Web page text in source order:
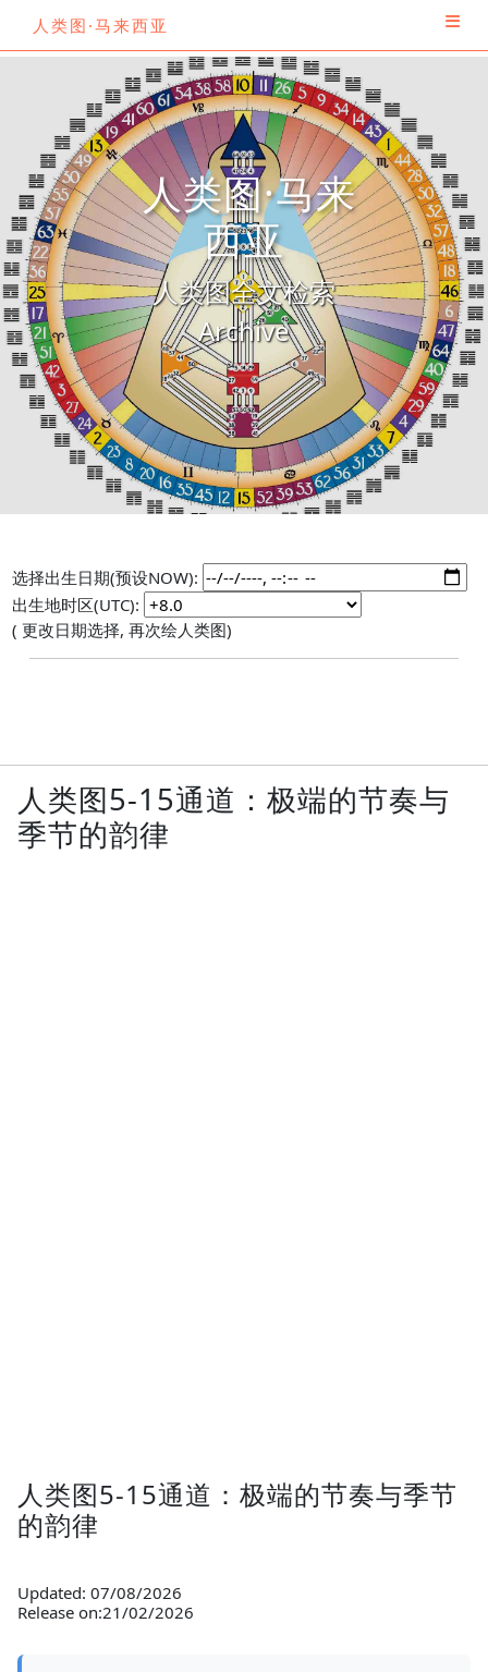
人类图·马来西亚
人类图·马来
西亚
人类图全文检索
Archive
选择出生日期(预设NOW):
出生地时区(UTC):
( 更改日期选择, 再次绘人类图)
人类图5-15通道：极端的节奏与
季节的韵律
人类图5-15通道：极端的节奏与季节
的韵律
Updated: 07/08/2026
Release on:21/02/2026